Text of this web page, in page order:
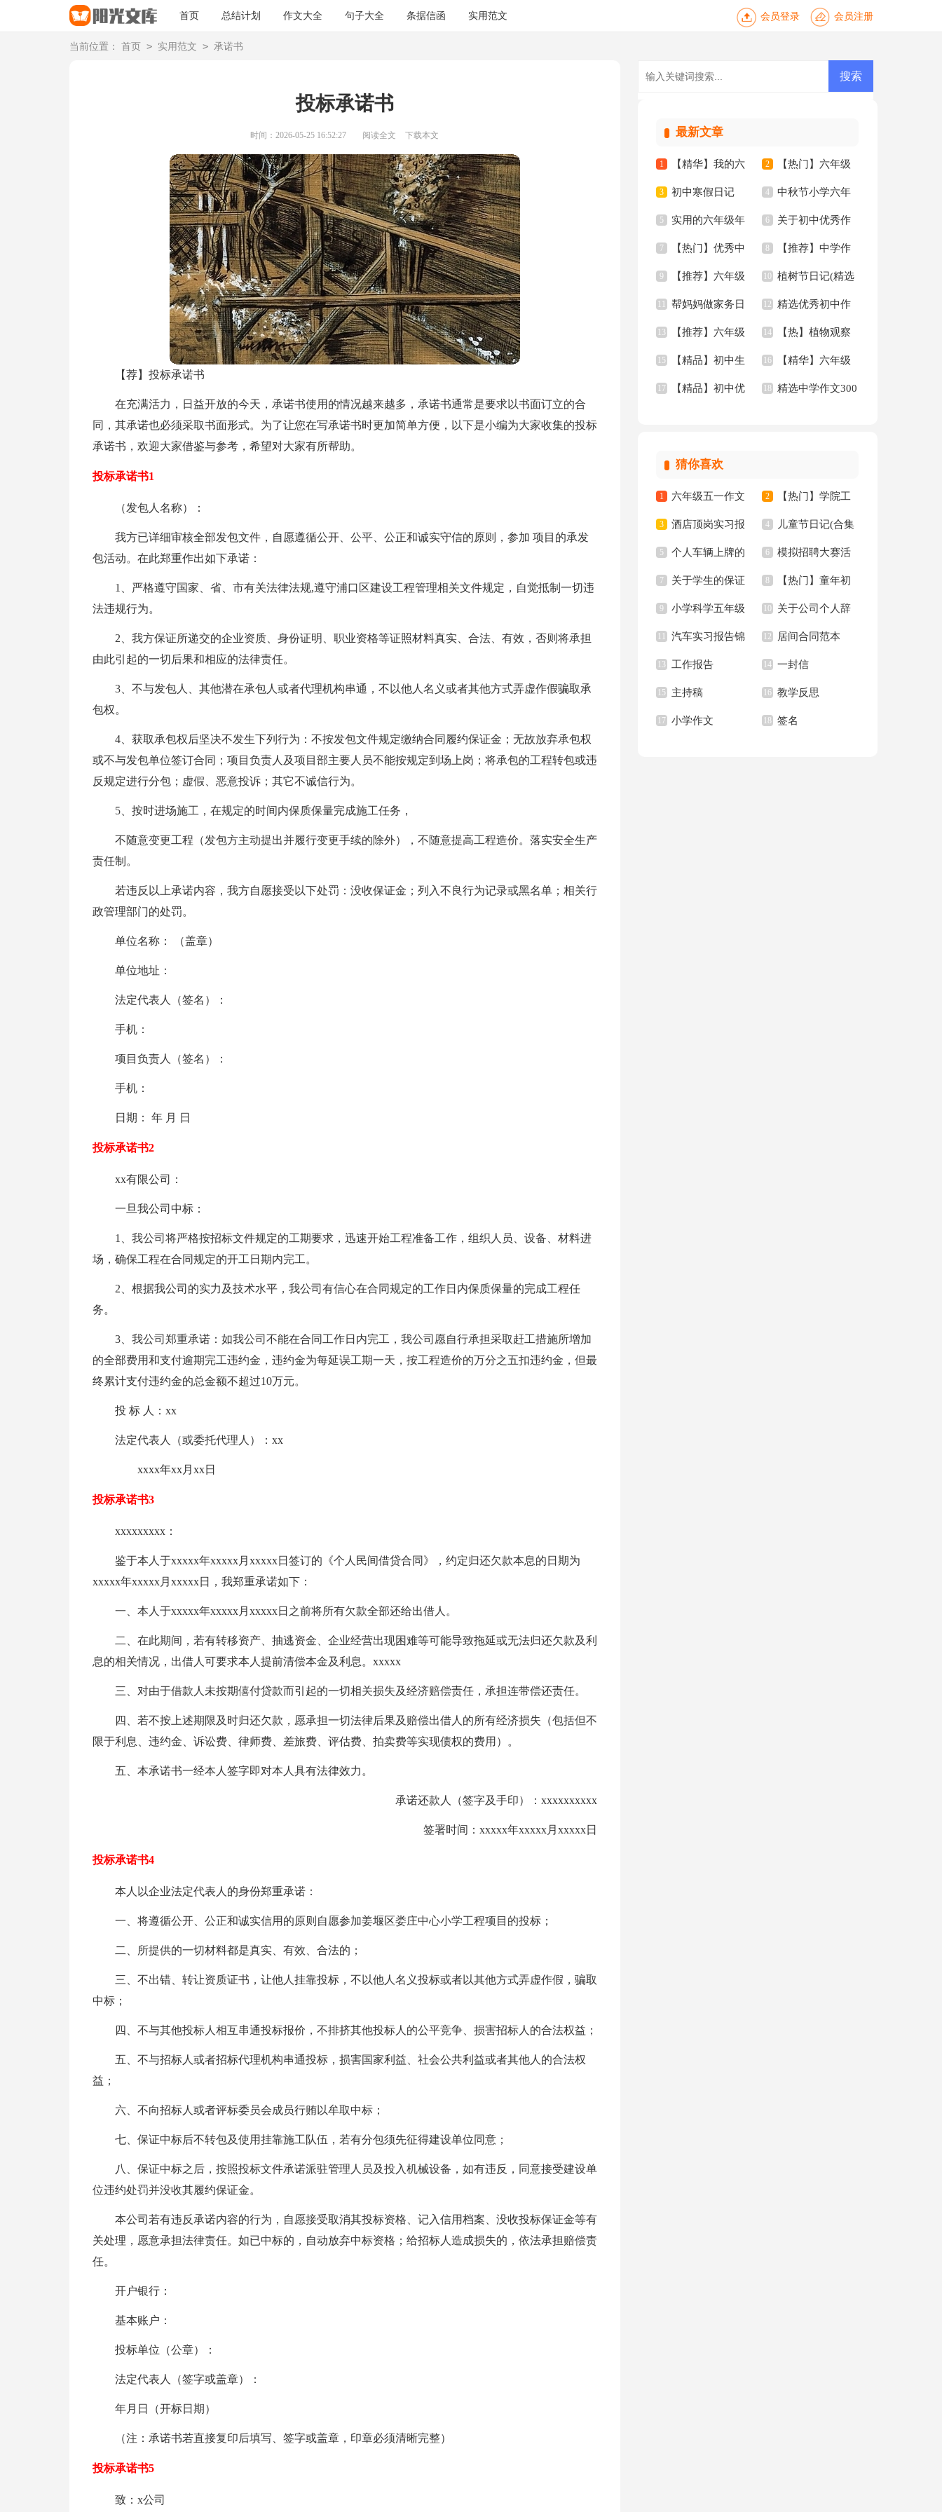
首页 总结计划 作文大全 句子大全 条据信函 实用范文 会员登录 会员注册
当前位置： 首页 > 实用范文 > 承诺书
投标承诺书
时间：2026-05-25 16:52:27 阅读全文 下载本文
【荐】投标承诺书
在充满活力，日益开放的今天，承诺书使用的情况越来越多，承诺书通常是要求以书面订立的合
同，其承诺也必须采取书面形式。为了让您在写承诺书时更加简单方便，以下是小编为大家收集的投标
承诺书，欢迎大家借鉴与参考，希望对大家有所帮助。
投标承诺书1
（发包人名称）：
我方已详细审核全部发包文件，自愿遵循公开、公平、公正和诚实守信的原则，参加 项目的承发
包活动。在此郑重作出如下承诺：
1、严格遵守国家、省、市有关法律法规,遵守浦口区建设工程管理相关文件规定，自觉抵制一切违
法违规行为。
2、我方保证所递交的企业资质、身份证明、职业资格等证照材料真实、合法、有效，否则将承担
由此引起的一切后果和相应的法律责任。
3、不与发包人、其他潜在承包人或者代理机构串通，不以他人名义或者其他方式弄虚作假骗取承
包权。
4、获取承包权后坚决不发生下列行为：不按发包文件规定缴纳合同履约保证金；无故放弃承包权
或不与发包单位签订合同；项目负责人及项目部主要人员不能按规定到场上岗；将承包的工程转包或违
反规定进行分包；虚假、恶意投诉；其它不诚信行为。
5、按时进场施工，在规定的时间内保质保量完成施工任务，
不随意变更工程（发包方主动提出并履行变更手续的除外），不随意提高工程造价。落实安全生产
责任制。
若违反以上承诺内容，我方自愿接受以下处罚：没收保证金；列入不良行为记录或黑名单；相关行
政管理部门的处罚。
单位名称： （盖章）
单位地址：
法定代表人（签名）：
手机：
项目负责人（签名）：
手机：
日期： 年 月 日
投标承诺书2
xx有限公司：
一旦我公司中标：
1、我公司将严格按招标文件规定的工期要求，迅速开始工程准备工作，组织人员、设备、材料进
场，确保工程在合同规定的开工日期内完工。
2、根据我公司的实力及技术水平，我公司有信心在合同规定的工作日内保质保量的完成工程任
务。
3、我公司郑重承诺：如我公司不能在合同工作日内完工，我公司愿自行承担采取赶工措施所增加
的全部费用和支付逾期完工违约金，违约金为每延误工期一天，按工程造价的万分之五扣违约金，但最
终累计支付违约金的总金额不超过10万元。
投 标 人：xx
法定代表人（或委托代理人）：xx
xxxx年xx月xx日
投标承诺书3
xxxxxxxxx：
鉴于本人于xxxxx年xxxxx月xxxxx日签订的《个人民间借贷合同》，约定归还欠款本息的日期为
xxxxx年xxxxx月xxxxx日，我郑重承诺如下：
一、本人于xxxxx年xxxxx月xxxxx日之前将所有欠款全部还给出借人。
二、在此期间，若有转移资产、抽逃资金、企业经营出现困难等可能导致拖延或无法归还欠款及利
息的相关情况，出借人可要求本人提前清偿本金及利息。xxxxx
三、对由于借款人未按期僖付贷款而引起的一切相关损失及经济赔偿责任，承担连带偿还责任。
四、若不按上述期限及时归还欠款，愿承担一切法律后果及赔偿出借人的所有经济损失（包括但不
限于利息、违约金、诉讼费、律师费、差旅费、评估费、拍卖费等实现债权的费用）。
五、本承诺书一经本人签字即对本人具有法律效力。
承诺还款人（签字及手印）：xxxxxxxxxx
签署时间：xxxxx年xxxxx月xxxxx日
投标承诺书4
本人以企业法定代表人的身份郑重承诺：
一、将遵循公开、公正和诚实信用的原则自愿参加姜堰区娄庄中心小学工程项目的投标；
二、所提供的一切材料都是真实、有效、合法的；
三、不出错、转让资质证书，让他人挂靠投标，不以他人名义投标或者以其他方式弄虚作假，骗取
中标；
四、不与其他投标人相互串通投标报价，不排挤其他投标人的公平竞争、损害招标人的合法权益；
五、不与招标人或者招标代理机构串通投标，损害国家利益、社会公共利益或者其他人的合法权
益；
六、不向招标人或者评标委员会成员行贿以牟取中标；
七、保证中标后不转包及使用挂靠施工队伍，若有分包须先征得建设单位同意；
八、保证中标之后，按照投标文件承诺派驻管理人员及投入机械设备，如有违反，同意接受建设单
位违约处罚并没收其履约保证金。
本公司若有违反承诺内容的行为，自愿接受取消其投标资格、记入信用档案、没收投标保证金等有
关处理，愿意承担法律责任。如已中标的，自动放弃中标资格；给招标人造成损失的，依法承担赔偿责
任。
开户银行：
基本账户：
投标单位（公章）：
法定代表人（签字或盖章）：
年月日（开标日期）
（注：承诺书若直接复印后填写、签字或盖章，印章必须清晰完整）
投标承诺书5
致：x公司
最新文章
1 【精华】我的六
年级小学作文3篇
2 【热门】六年级
年的作文300字3篇
3 初中寒假日记
【热】
4 中秋节小学六年
级作文
5 实用的六年级年
的作文300字6篇
6 关于初中优秀作
文汇编10篇
7 【热门】优秀中
学作文九篇
8 【推荐】中学作
文3篇
9 【推荐】六年级
年的作文300字8篇
10 植树节日记(精选
15篇)
11 帮妈妈做家务日
记通用15篇
12 精选优秀初中作
文集锦9篇
13 【推荐】六年级
作文300字汇编9篇
14 【热】植物观察
日记
15 【精品】初中生
作文4篇
16 【精华】六年级
的作文集合5篇
17 【精品】初中优 18 精选中学作文300
猜你喜欢
1 六年级五一作文
300字集锦7篇
2 【热门】学院工
作计划四篇
3 酒店顶岗实习报
告十篇
4 儿童节日记(合集
15篇)
5 个人车辆上牌的
委托书
6 模拟招聘大赛活
动总结
7 关于学生的保证
书汇总八篇
8 【热门】童年初
中作文300字集锦十
篇
9 小学科学五年级
上册教学计划
10 关于公司个人辞
职报告汇总6篇
11 汽车实习报告锦
集八篇
12 居间合同范本
13 工作报告 14 一封信
15 主持稿 16 教学反思
17 小学作文 18 签名